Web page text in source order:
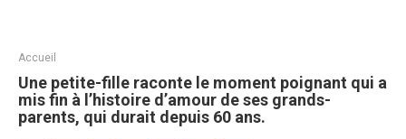
Accueil
Une petite-fille raconte le moment poignant qui a
mis fin à l’histoire d’amour de ses grands-
parents, qui durait depuis 60 ans.